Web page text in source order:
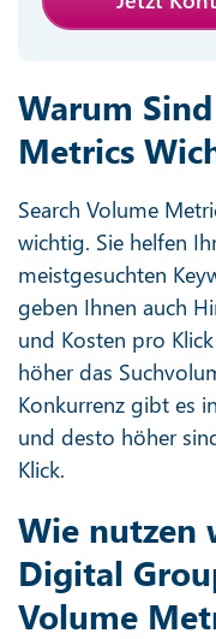
Warum
Metrics
Search Volume
wichtig. Sie helfen
meistgesuchten
geben Ihnen auch
und Kosten pro
höher das
Konkurrenz gibt es
und desto höher
Klick.
Wie nutzen
Digital
Volume